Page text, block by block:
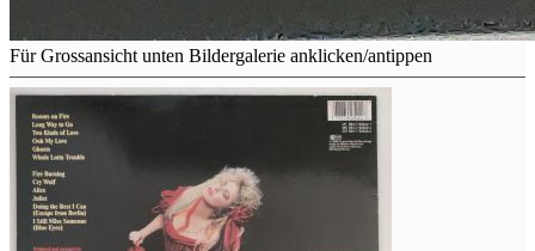
Für Grossansicht unten Bildergalerie anklicken/antippen